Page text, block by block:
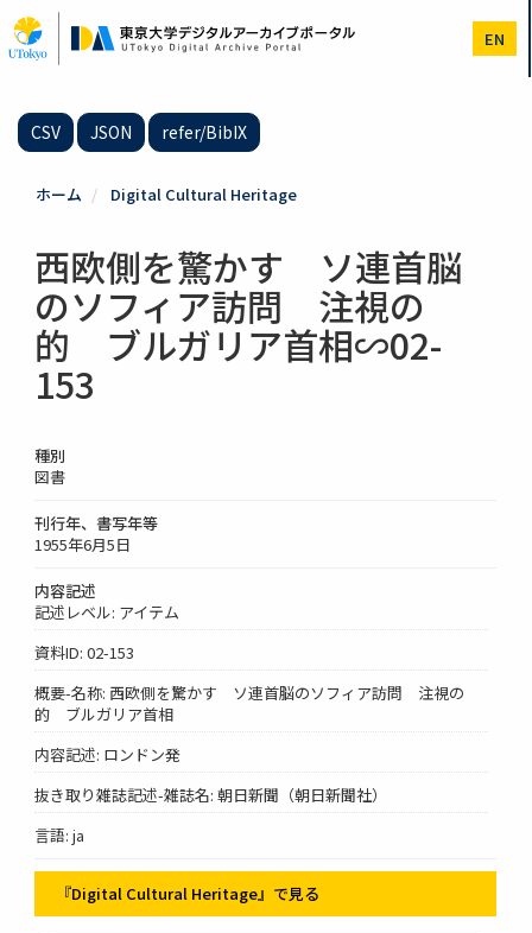
イ
ン
EN
CSV JSON refer/BibIX
ホーム Digital Cultural Heritage
西欧側を驚かす ソ連首脳
のソフィア訪問 注視の
的 ブルガリア首相∽02-
153
種別
図書
刊行年、書写年等
1955年6月5日
内容記述
記述レベル: アイテム
資料ID: 02-153
概要-名称: 西欧側を驚かす ソ連首脳のソフィア訪問 注視の
的 ブルガリア首相
内容記述: ロンドン発
抜き取り雑誌記述-雑誌名: 朝日新聞（朝日新聞社）
言語: ja
『Digital Cultural Heritage』で見る